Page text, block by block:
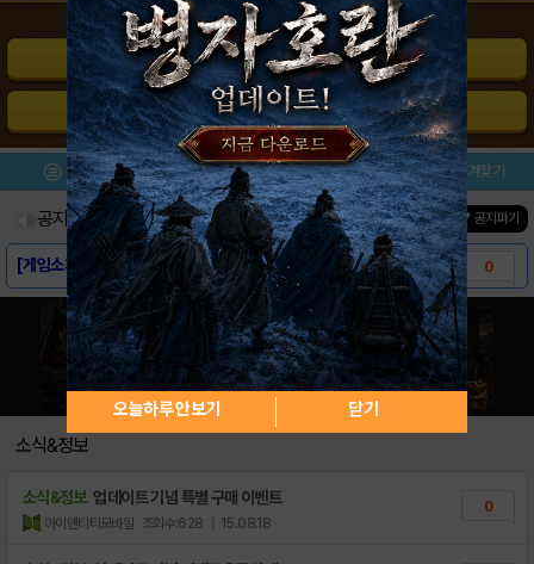
공략게시판 바로가기
공지사항 바로가기
메뉴 이벤트/미션 설치/평가 즐겨찾기
공지사항 진행중인 이벤트0건 ▼ 공지펴기
[게임소개] - 포켓원정대 for Kakao 0
[스크린샷] - 포켓원정대 for Kakao
[다운로드링크] - 포켓원정대 for Kaka..
소식&정보
소식&정보 업데이트 기념 특별 구매 이벤트
아이덴티티모바일 조회수:628 | 15.08.18
0
오늘하루 안보기 닫기